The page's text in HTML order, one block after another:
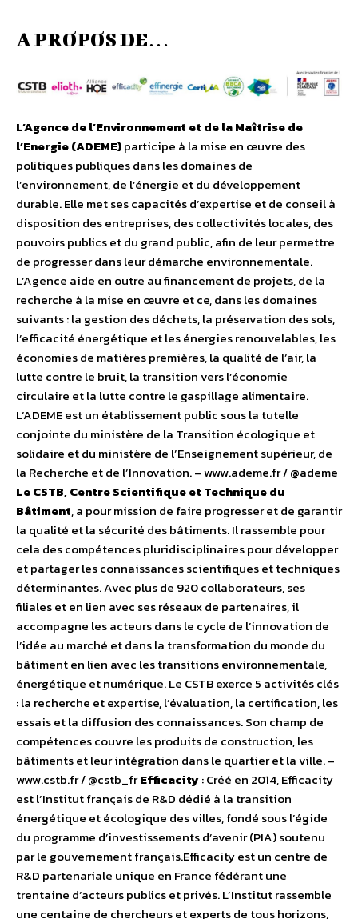
A PROPOS DE…
L’Agence de l’Environnement et de la Maîtrise de
l’Energie (ADEME)participe à la mise en œuvre des
politiques publiques dans les domaines de
l’environnement, de l’énergie et du développement
durable. Elle met ses capacités d’expertise et de conseil à
disposition des entreprises, des collectivités locales, des
pouvoirs publics et du grand public, afin de leur permettre
de progresser dans leur démarche environnementale.
L’Agence aide en outre au financement de projets, de la
recherche à la mise en œuvre et ce, dans les domaines
suivants : la gestion des déchets, la préservation des sols,
l’efficacité énergétique et les énergies renouvelables, les
économies de matières premières, la qualité de l’air, la
lutte contre le bruit, la transition vers l’économie
circulaire et la lutte contre le gaspillage alimentaire.
L’ADEME est un établissement public sous la tutelle
conjointe du ministère de la Transition écologique et
solidaire et du ministère de l’Enseignement supérieur, de
la Recherche et de l’Innovation. – www.ademe.fr / @ademe
Le CSTB, Centre Scientifique et Technique du
Bâtiment, a pour mission de faire progresser et de garantir
la qualité et la sécurité des bâtiments. Il rassemble pour
cela des compétences pluridisciplinaires pour développer
et partager les connaissances scientifiques et techniques
déterminantes. Avec plus de 920 collaborateurs, ses
filiales et en lien avec ses réseaux de partenaires, il
accompagne les acteurs dans le cycle de l’innovation de
l’idée au marché et dans la transformation du monde du
bâtiment en lien avec les transitions environnementale,
énergétique et numérique. Le CSTB exerce 5 activités clés
: la recherche et expertise, l’évaluation, la certification, les
essais et la diffusion des connaissances. Son champ de
compétences couvre les produits de construction, les
bâtiments et leur intégration dans le quartier et la ville. –
www.cstb.fr / @cstb_frEfficacity: Créé en 2014, Efficacity
est l’Institut français de R&D dédié à la transition
énergétique et écologique des villes, fondé sous l’égide
du programme d’investissements d’avenir (PIA) soutenu
par le gouvernement français.Efficacity est un centre de
R&D partenariale unique en France fédérant une
trentaine d’acteurs publics et privés. L’Institut rassemble
une centaine de chercheurs et experts de tous horizons,